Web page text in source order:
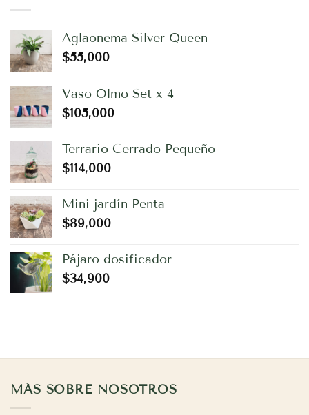
Aglaonema Silver Queen
$55,000
Vaso Olmo Set x 4
$105,000
Terrario Cerrado Pequeño
$114,000
Mini jardín Penta
$89,000
Pájaro dosificador
$34,900
MÁS SOBRE NOSOTROS